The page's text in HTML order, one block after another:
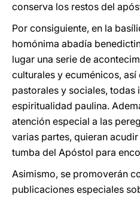
conserva los restos del
Por consiguiente, en la
homónima abadía
lugar una serie de
culturales y ecuménicos,
pastorales y sociales, todas
espiritualidad paulina.
atención especial a las
varias partes, quieran
tumba del Apóstol para
Asimismo, se promoverán
publicaciones especiales